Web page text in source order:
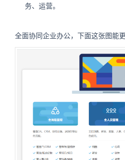
务、运营。
全面协同企业办公，下面这张图能